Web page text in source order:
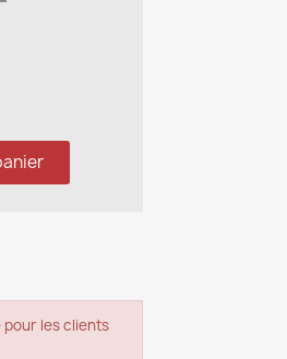
les clients